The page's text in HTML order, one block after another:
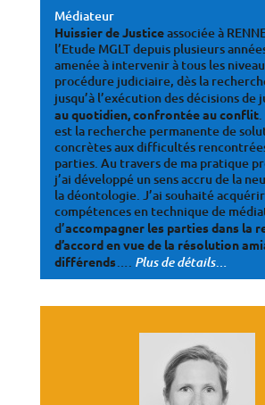
Médiateur
Huissier de Justiceassociée à
l’Etude MGLT depuis plusieurs
amenée à intervenir à tous les
procédure judiciaire, dès la
jusqu’à l’exécution des décisions de
au quotidien, confrontée au conflit.
est la recherche permanente de
concrètes aux difficultés
parties. Au travers de ma pratique
j’ai développé un sens accru de la
la déontologie. J’ai souhaité
compétences en technique de
d’accompagner les parties dans la
d’accord en vue de la résolution
différends…. Plus de détails…